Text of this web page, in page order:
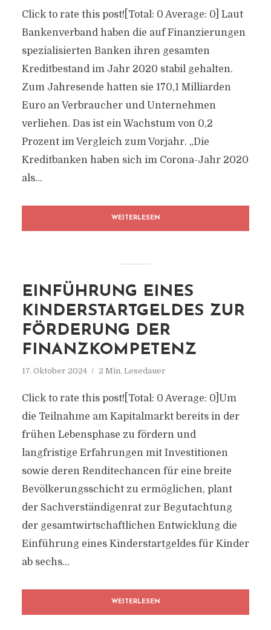
Click to rate this post![Total: 0 Average: 0] Laut
Bankenverband haben die auf Finanzierungen
spezialisierten Banken ihren gesamten
Kreditbestand im Jahr 2020 stabil gehalten.
Zum Jahresende hatten sie 170,1 Milliarden
Euro an Verbraucher und Unternehmen
verliehen. Das ist ein Wachstum von 0,2
Prozent im Vergleich zum Vorjahr. „Die
Kreditbanken haben sich im Corona-Jahr 2020
als...
WEITERLESEN
EINFÜHRUNG EINES
KINDERSTARTGELDES ZUR
FÖRDERUNG DER
FINANZKOMPETENZ
17. Oktober 2024 2 Min. Lesedauer
Click to rate this post![Total: 0 Average: 0]Um
die Teilnahme am Kapitalmarkt bereits in der
frühen Lebensphase zu fördern und
langfristige Erfahrungen mit Investitionen
sowie deren Renditechancen für eine breite
Bevölkerungsschicht zu ermöglichen, plant
der Sachverständigenrat zur Begutachtung
der gesamtwirtschaftlichen Entwicklung die
Einführung eines Kinderstartgeldes für Kinder
ab sechs...
WEITERLESEN